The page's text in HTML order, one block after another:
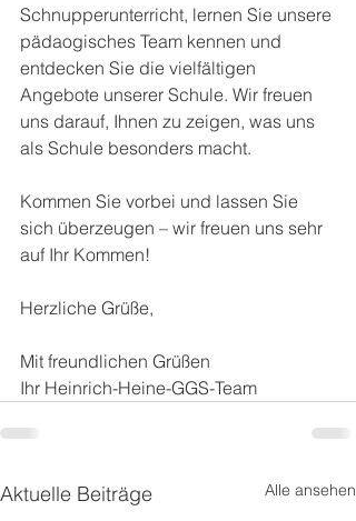
Schnupperunterricht, lernen Sie unsere
pädaogisches Team kennen und
entdecken Sie die vielfältigen
Angebote unserer Schule. Wir freuen
uns darauf, Ihnen zu zeigen, was uns
als Schule besonders macht.
Kommen Sie vorbei und lassen Sie
sich überzeugen – wir freuen uns sehr
auf Ihr Kommen!
Herzliche Grüße,
Mit freundlichen Grüßen
Ihr Heinrich-Heine-GGS-Team
Aktuelle Beiträge Alle ansehen